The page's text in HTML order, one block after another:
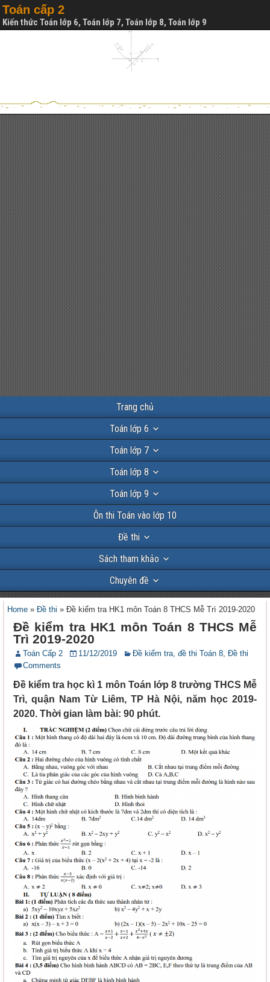
Toán cấp 2
Kiến thức Toán lớp 6, Toán lớp 7, Toán lớp 8, Toán lớp 9
Trang chủ
Toán lớp 6
Toán lớp 7
Toán lớp 8
Toán lớp 9
Ôn thi Toán vào lớp 10
Đề thi
Sách tham khảo
Chuyên đề
Home » Đề thi » Đề kiểm tra HK1 môn Toán 8 THCS Mễ Trì 2019-2020
Đề kiểm tra HK1 môn Toán 8 THCS Mễ
Trì 2019-2020
Toán Cấp 2 11/12/2019 Đề kiểm tra, đề thi Toán 8, Đề thi
Comments
Đề kiểm tra học kì 1 môn Toán lớp 8 trường THCS Mễ
Trì, quận Nam Từ Liêm, TP Hà Nội, năm học 2019-
2020. Thời gian làm bài: 90 phút.